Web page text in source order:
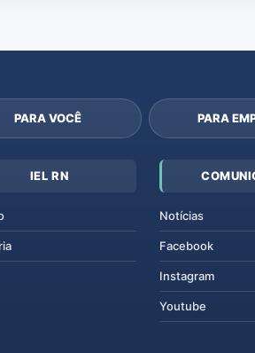
PARA VOCÊ PARA
IEL RN
Notícias
Facebook
Instagram
Youtube